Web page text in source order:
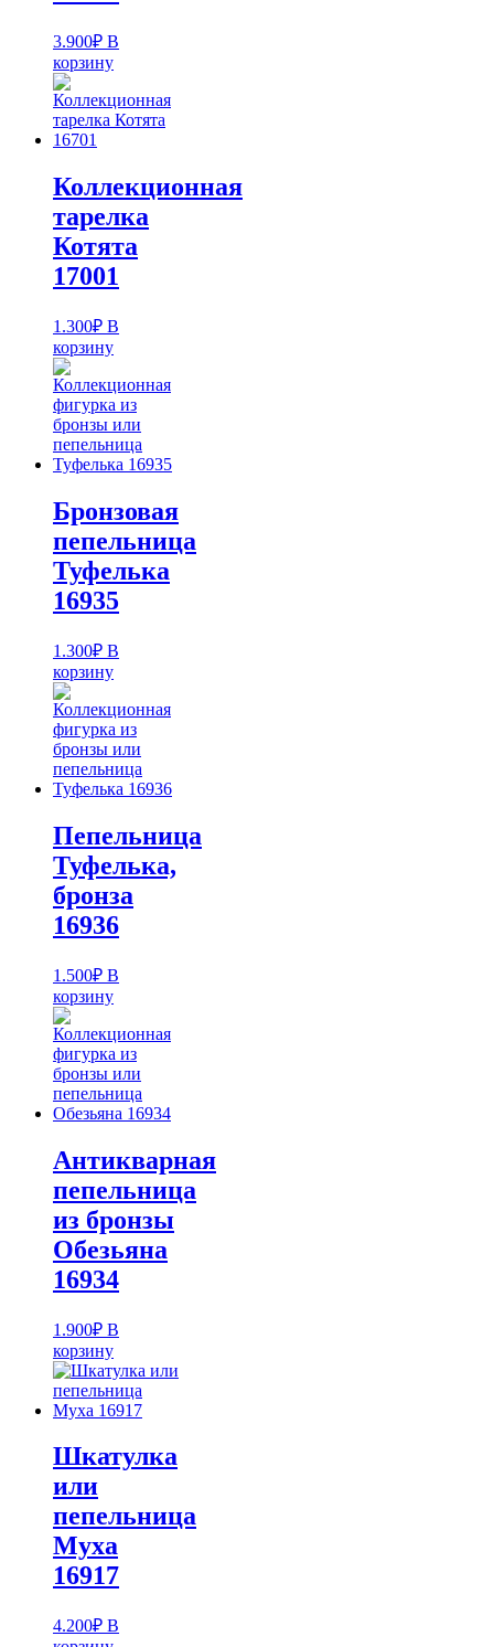
3.900₽ В
корзину
Коллекционная
тарелка
Котята
17001
1.300₽ В
корзину
Бронзовая
пепельница
Туфелька
16935
1.300₽ В
корзину
Пепельница
Туфелька,
бронза
16936
1.500₽ В
корзину
Антикварная
пепельница
из бронзы
Обезьяна
16934
1.900₽ В
корзину
Шкатулка
или
пепельница
Муха
16917
4.200₽ В